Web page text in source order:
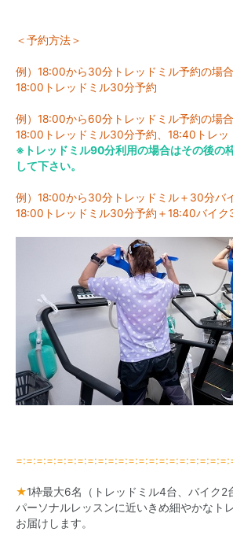
＜予約方法＞
例）18:00から30分トレッドミル予約の場
18:00トレッドミル30分予約
例）18:00から60分トレッドミル予約の場
18:00トレッドミル30分予約、18:40トレッ
※トレッドミル90分利用の場合はその後の
して下さい。
例）18:00から30分トレッドミル＋30分バ
18:00トレッドミル30分予約＋18:40バイク
★1枠最大6名（トレッドミル4台、バイク2
パーソナルレッスンに近いきめ細やかなト
お届けします。